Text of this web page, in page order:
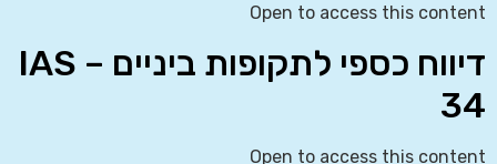
Open to access this content
דיווח כספי לתקופות ביניים – IAS
34
Open to access this content